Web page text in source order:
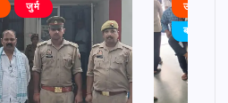
जुर्म उत्तर
बड़ी खबर